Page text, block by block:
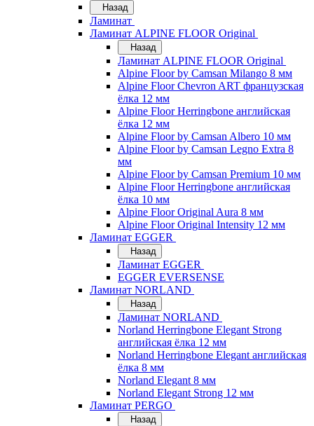
Назад
Ламинат
Ламинат ALPINE FLOOR Original
Назад
Ламинат ALPINE FLOOR Original
Alpine Floor by Camsan Milango 8 мм
Alpine Floor Chevron ART французская
ёлка 12 мм
Alpine Floor Herringbone английская
ёлка 12 мм
Alpine Floor by Camsan Albero 10 мм
Alpine Floor by Camsan Legno Extra 8
мм
Alpine Floor by Camsan Premium 10 мм
Alpine Floor Herringbone английская
ёлка 10 мм
Alpine Floor Original Aura 8 мм
Alpine Floor Original Intensity 12 мм
Ламинат EGGER
Назад
Ламинат EGGER
EGGER EVERSENSE
Ламинат NORLAND
Назад
Ламинат NORLAND
Norland Herringbone Elegant Strong
английская ёлка 12 мм
Norland Herringbone Elegant английская
ёлка 8 мм
Norland Elegant 8 мм
Norland Elegant Strong 12 мм
Ламинат PERGO
Назад